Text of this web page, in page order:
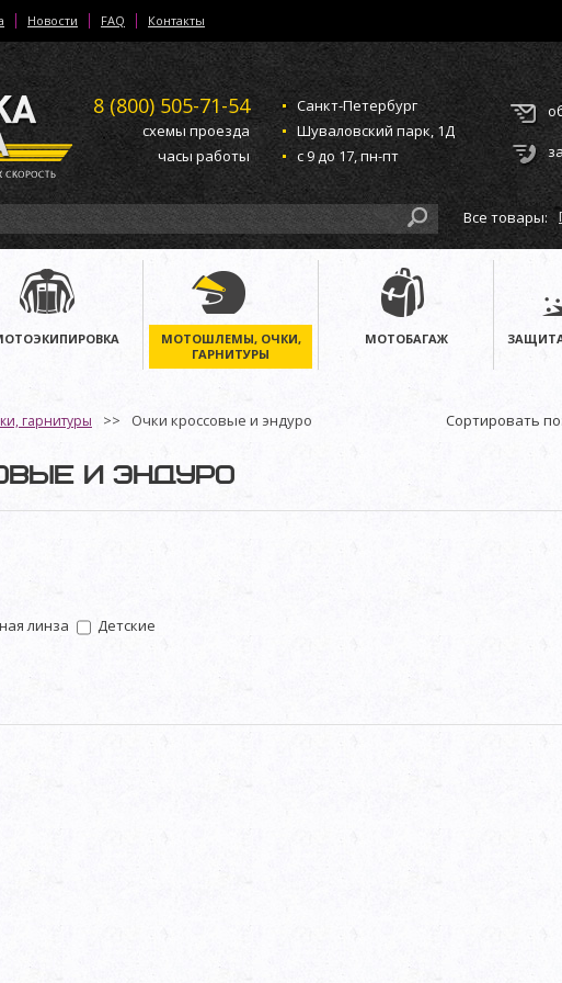
Новости FAQ Контакты
8 (800) 505-71-54
схемы проезда
часы работы
Санкт-Петербург
Шуваловский парк, 1Д
с 9 до 17, пн-пт
Все товары:
МОТОШЛЕМЫ, ОЧКИ,
ГАРНИТУРЫ
МОТОБАГАЖ
гарнитуры Очки кроссовые и эндуро Сортировать по:
И ЭНДУРО
линза Детские